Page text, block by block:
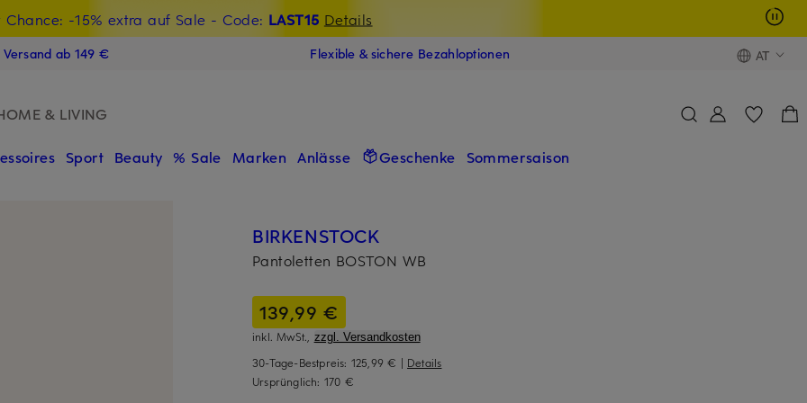
Chance: -15% extra auf Sale - Code: LAST15 Details
Willkommensgutschein mit Beyond sichern
ab 149 € Flexible & sichere Bezahloptionen AT
& LIVING
Sport Beauty % Sale Marken Anlässe Geschenke Sommersaison
BIRKENSTOCK
Pantoletten BOSTON WB
139,99 €
inkl. MwSt., zzgl. Versandkosten
30-Tage-Bestpreis: 125,99 € | Details
Ursprünglich: 170 €